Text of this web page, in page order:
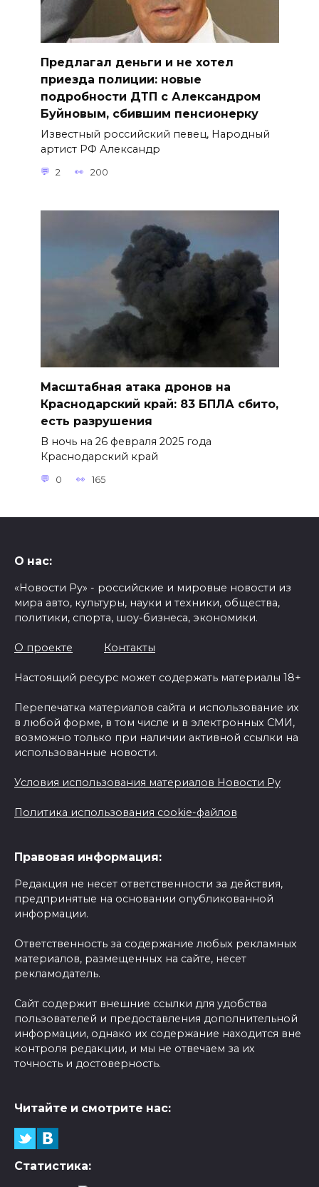
Предлагал деньги и не хотел
приезда полиции: новые
подробности ДТП с Александром
Буйновым, сбившим пенсионерку
Известный российский певец, Народный
артист РФ Александр
2 200
Масштабная атака дронов на
Краснодарский край: 83 БПЛА сбито,
есть разрушения
В ночь на 26 февраля 2025 года
Краснодарский край
0 165
О нас:
«Новости Ру» - российские и мировые новости из
мира авто, культуры, науки и техники, общества,
политики, спорта, шоу-бизнеса, экономики.
О проекте Контакты
Настоящий ресурс может содержать материалы 18+
Перепечатка материалов сайта и использование их
в любой форме, в том числе и в электронных СМИ,
возможно только при наличии активной ссылки на
использованные новости.
Условия использования материалов Новости Ру
Политика использования cookie-файлов
Правовая информация:
Редакция не несет ответственности за действия,
предпринятые на основании опубликованной
информации.
Ответственность за содержание любых рекламных
материалов, размещенных на сайте, несет
рекламодатель.
Сайт содержит внешние ссылки для удобства
пользователей и предоставления дополнительной
информации, однако их содержание находится вне
контроля редакции, и мы не отвечаем за их
точность и достоверность.
Читайте и смотрите нас:
Статистика: